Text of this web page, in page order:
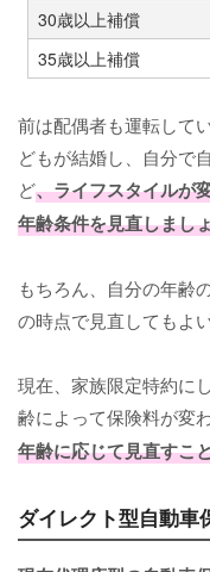
30歳以上補償
35歳以上補償
前は配偶者も運転して
どもが結婚し、自分で
ど、ライフスタイルが
年齢条件を見直しまし
もちろん、自分の年齢
の時点で見直してもよ
現在、家族限定特約に
齢によって保険料が変
年齢に応じて見直すこ
ダイレクト型自動車